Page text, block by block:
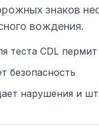
знаков
вождения.
теста CDL пермит
безопасность
нарушения и